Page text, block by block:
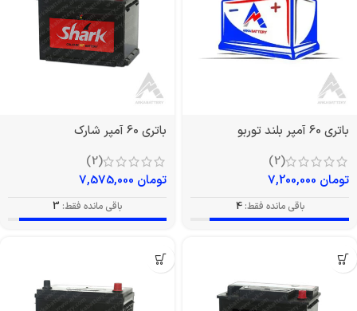
باتری 60 آمپر بلند توربو
(2)
تومان
باقی مانده فقط: 4
باتری 60 آمپر شارک
(2)
تومان
باقی مانده فقط: 3